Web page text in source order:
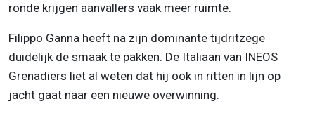
ronde krijgen aanvallers vaak meer ruimte.
Filippo Ganna heeft na zijn dominante tijdritzege
duidelijk de smaak te pakken. De Italiaan van INEOS
Grenadiers liet al weten dat hij ook in ritten in lijn op
jacht gaat naar een nieuwe overwinning.